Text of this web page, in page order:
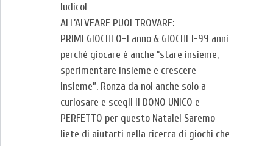
ludico!
ALL’ALVEARE PUOI TROVARE:
PRIMI GIOCHI 0-1 anno & GIOCHI 1-99 anni
perché giocare è anche “stare insieme,
sperimentare insieme e crescere
insieme”. Ronza da noi anche solo a
curiosare e scegli il DONO UNICO e
PERFETTO per questo Natale! Saremo
liete di aiutarti nella ricerca di giochi che